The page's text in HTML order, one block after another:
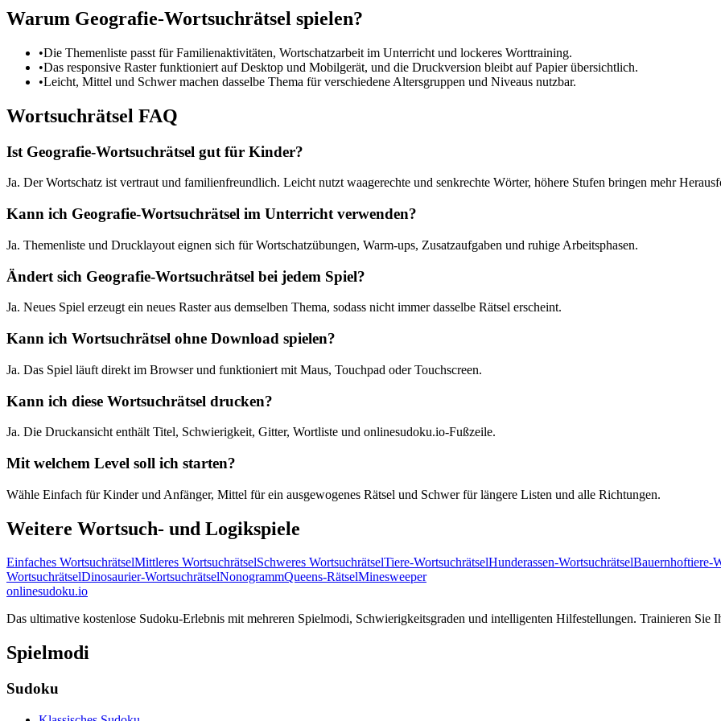
Warum Geografie-Wortsuchrätsel spielen?
•Die Themenliste passt für Familienaktivitäten, Wortschatzarbeit im Unterricht und lockeres Worttraining.
•Das responsive Raster funktioniert auf Desktop und Mobilgerät, und die Druckversion bleibt auf Papier übersichtlich.
•Leicht, Mittel und Schwer machen dasselbe Thema für verschiedene Altersgruppen und Niveaus nutzbar.
Wortsuchrätsel FAQ
Ist Geografie-Wortsuchrätsel gut für Kinder?
Ja. Der Wortschatz ist vertraut und familienfreundlich. Leicht nutzt waagerechte und senkrechte Wörter, höhere Stufen bringen mehr
Kann ich Geografie-Wortsuchrätsel im Unterricht verwenden?
Ja. Themenliste und Drucklayout eignen sich für Wortschatzübungen, Warm-ups, Zusatzaufgaben und ruhige Arbeitsphasen.
Ändert sich Geografie-Wortsuchrätsel bei jedem Spiel?
Ja. Neues Spiel erzeugt ein neues Raster aus demselben Thema, sodass nicht immer dasselbe Rätsel erscheint.
Kann ich Wortsuchrätsel ohne Download spielen?
Ja. Das Spiel läuft direkt im Browser und funktioniert mit Maus, Touchpad oder Touchscreen.
Kann ich diese Wortsuchrätsel drucken?
Ja. Die Druckansicht enthält Titel, Schwierigkeit, Gitter, Wortliste und onlinesudoku.io-Fußzeile.
Mit welchem Level soll ich starten?
Wähle Einfach für Kinder und Anfänger, Mittel für ein ausgewogenes Rätsel und Schwer für längere Listen und alle Richtungen.
Weitere Wortsuch- und Logikspiele
Einfaches WortsuchrätselMittleres WortsuchrätselSchweres WortsuchrätselTiere-WortsuchrätselHunderassen-WortsuchrätselBauernhoftiere-
WortsuchrätselDinosaurier-WortsuchrätselNonogrammQueens-RätselMinesweeper
onlinesudoku.io
Das ultimative kostenlose Sudoku-Erlebnis mit mehreren Spielmodi, Schwierigkeitsgraden und intelligenten Hilfestellungen. Trainieren Sie
Spielmodi
Sudoku